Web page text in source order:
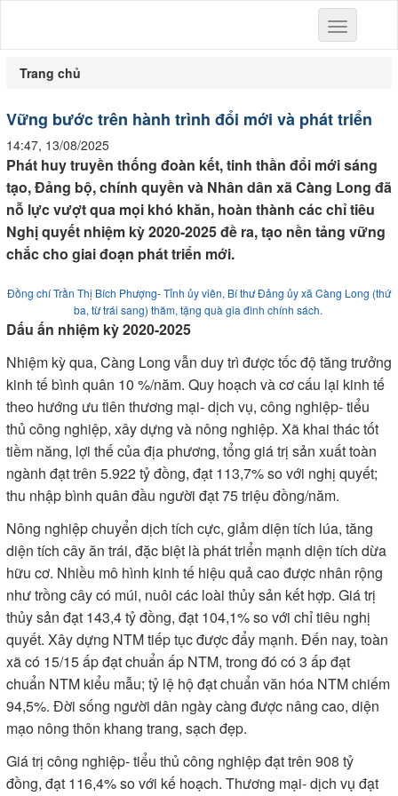
Toggle
navigation
Trang chủ
Vững bước trên hành trình đổi mới và phát triển
14:47, 13/08/2025
Phát huy truyền thống đoàn kết, tinh thần đổi mới sáng
tạo, Đảng bộ, chính quyền và Nhân dân xã Càng Long đã
nỗ lực vượt qua mọi khó khăn, hoàn thành các chỉ tiêu
Nghị quyết nhiệm kỳ 2020-2025 đề ra, tạo nền tảng vững
chắc cho giai đoạn phát triển mới.
Đồng chí Trần Thị Bích Phượng- Tỉnh ủy viên, Bí thư Đảng ủy xã Càng Long (thứ
ba, từ trái sang) thăm, tặng quà gia đình chính sách.
Dấu ấn nhiệm kỳ 2020-2025
Nhiệm kỳ qua, Càng Long vẫn duy trì được tốc độ tăng trưởng
kinh tế bình quân 10 %/năm. Quy hoạch và cơ cấu lại kinh tế
theo hướng ưu tiên thương mại- dịch vụ, công nghiệp- tiểu
thủ công nghiệp, xây dựng và nông nghiệp. Xã khai thác tốt
tiềm năng, lợi thế của địa phương, tổng giá trị sản xuất toàn
ngành đạt trên 5.922 tỷ đồng, đạt 113,7% so với nghị quyết;
thu nhập bình quân đầu người đạt 75 triệu đồng/năm.
Nông nghiệp chuyển dịch tích cực, giảm diện tích lúa, tăng
diện tích cây ăn trái, đặc biệt là phát triển mạnh diện tích dừa
hữu cơ. Nhiều mô hình kinh tế hiệu quả cao được nhân rộng
như trồng cây có múi, nuôi các loài thủy sản kết hợp. Giá trị
thủy sản đạt 143,4 tỷ đồng, đạt 104,1% so với chỉ tiêu nghị
quyết. Xây dựng NTM tiếp tục được đẩy mạnh. Đến nay, toàn
xã có 15/15 ấp đạt chuẩn ấp NTM, trong đó có 3 ấp đạt
chuẩn NTM kiểu mẫu; tỷ lệ hộ đạt chuẩn văn hóa NTM chiếm
94,5%. Đời sống người dân ngày càng được nâng cao, diện
mạo nông thôn khang trang, sạch đẹp.
Giá trị công nghiệp- tiểu thủ công nghiệp đạt trên 908 tỷ
đồng, đạt 116,4% so với kế hoạch. Thương mại- dịch vụ đạt